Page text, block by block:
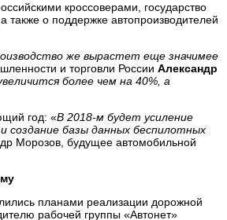
кроссоверами, государство
также о поддержке автопроизводителей
же вырастет еще значимее
и торговли России Александр
более чем на 40%, а
год: «В 2018-м будет усиление
создание базы данных беспилотных
Морозов, будущее автомобильной
планами реализации дорожной
рабочей группы «Автонет»